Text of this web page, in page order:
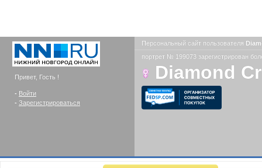
Привет, Гость !
- Войти
- Зарегистрироваться
Персональный сайт пользователя
портрет № 199073 зарегистрирован
Diamond